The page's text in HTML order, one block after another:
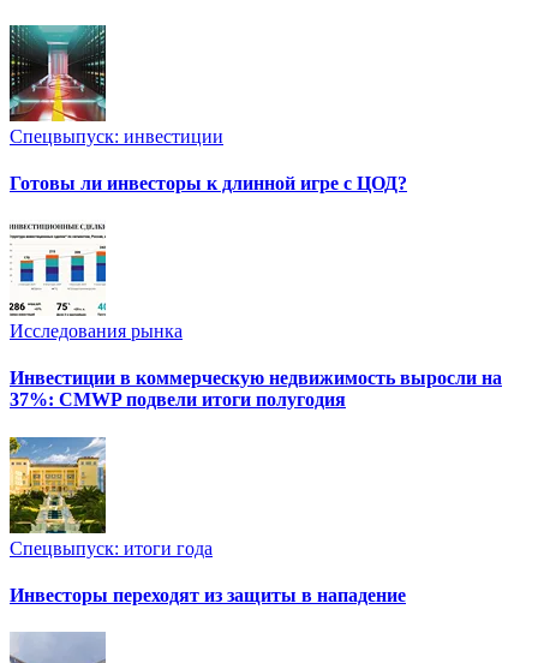
Спецвыпуск: инвестиции
Готовы ли инвесторы к длинной игре с ЦОД?
Исследования рынка
Инвестиции в коммерческую недвижимость выросли на
37%: CMWP подвели итоги полугодия
Спецвыпуск: итоги года
Инвесторы переходят из защиты в нападение